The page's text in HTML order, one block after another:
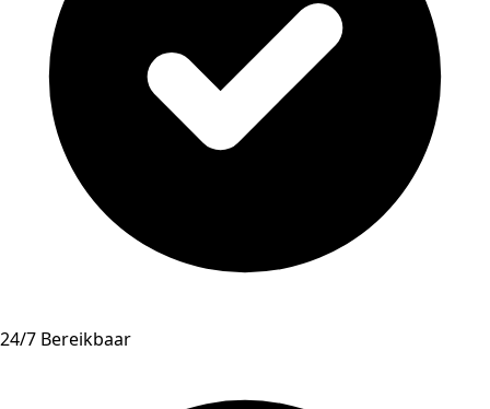
24/7 Bereikbaar